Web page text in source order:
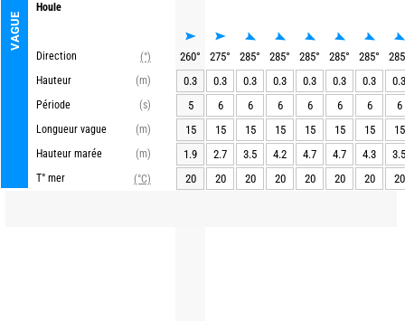
VAGUE
Houle
Direction
(°)
Hauteur
(m)
Période
(s)
Longueur vague
(m)
Hauteur marée
(m)
T° mer
(°C)
260° 275° 285° 285° 285° 285° 285°
285
0.3
0.3 0.3 0.3 0.3 0.3 0.3
0.3
5
6 6 6 6 6 6
6
15
15 15 15 15 15 15
15
1.9
2.7 3.5 4.2 4.7 4.7 4.3
3.5
20
20 20 20 20 20 20 20